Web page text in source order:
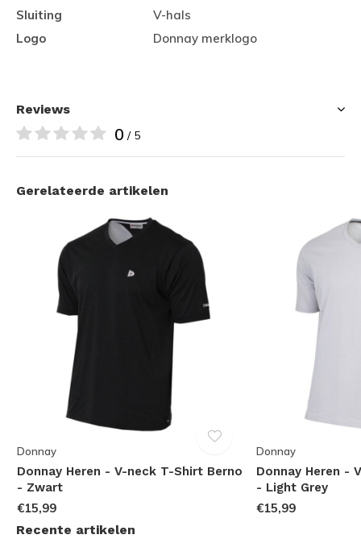
Sluiting
V-hals
Logo
Donnay merklogo
Reviews
0 / 5
Gerelateerde artikelen
Donnay
Donnay Heren - V-neck T-Shirt Berno
- Zwart
€15,99
Donnay
Donnay Heren -
- Light Grey
€15,99
Recente artikelen